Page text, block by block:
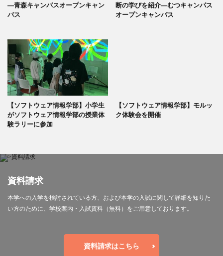
―青森キャンパスオープンキャン
パス
断の学びを紹介―むつキャンパス
オープンキャンパス
【ソフトウェア情報学部】小学生
がソフトウェア情報学部の授業体
験ラリーに参加
【ソフトウェア情報学部】モルッ
ク体験会を開催
資料請求
本学への入学を検討されている方、および本学の入試に関して詳細を知りた
い方のために、学校案内・入試資料（無料）をご用意しております。
資料請求はこちら